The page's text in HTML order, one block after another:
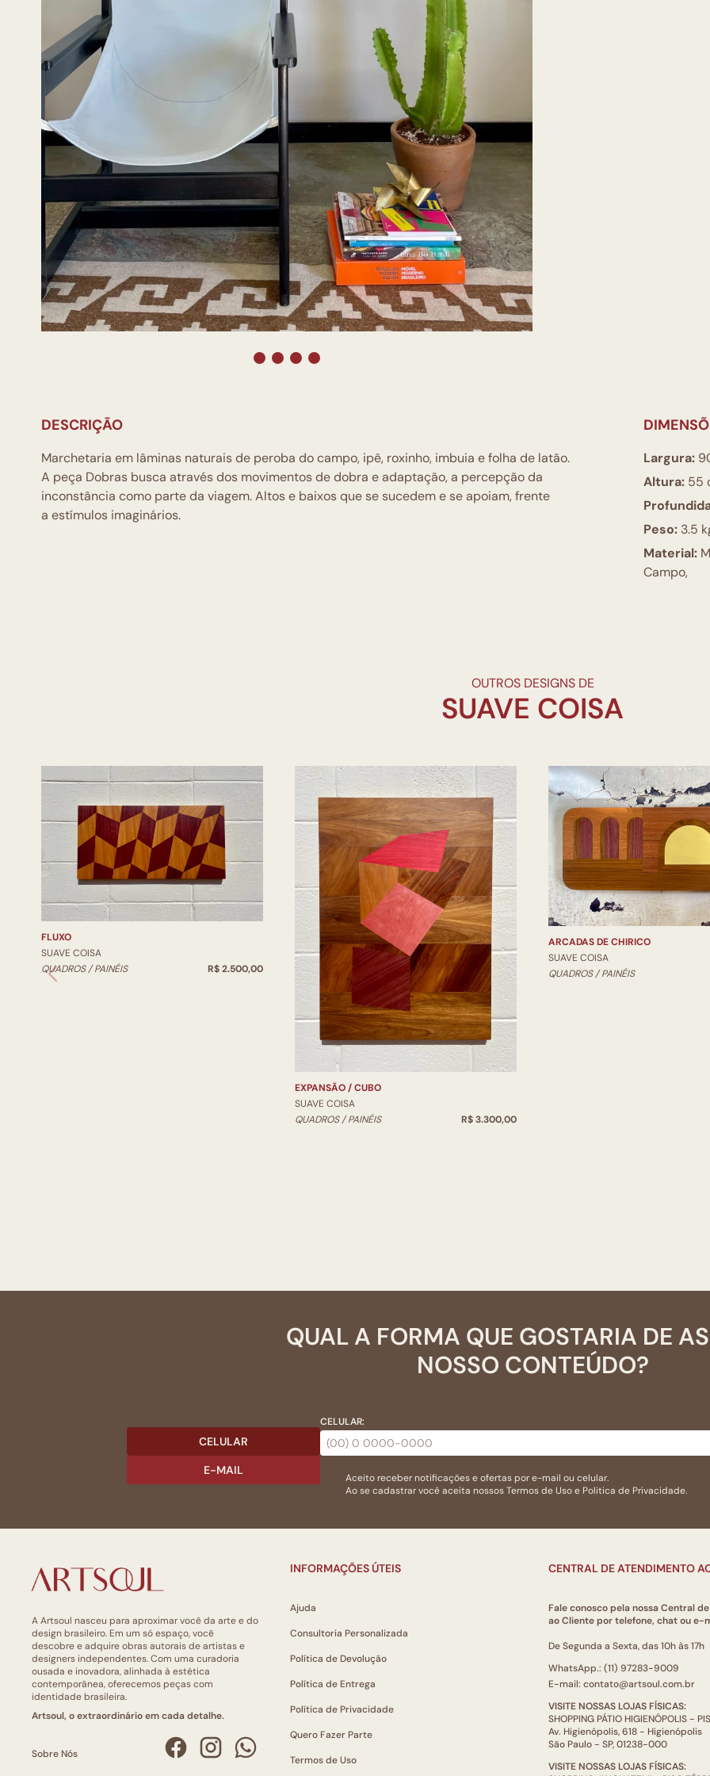
DESCRIÇÃO
Marchetaria em lâminas naturais de peroba do campo, ipê, roxinho, imbuia e folha de latão.
A peça Dobras busca através dos movimentos de dobra e adaptação, a percepção da
inconstância como parte da viagem. Altos e baixos que se sucedem e se apoiam, frente
a estímulos imaginários.
Largura:
Altura: 55
Peso: 3.5
Material:
Campo,
OUTROS DESIGNS DE
FLUXO
SUAVE COISA
QUADROS / PAINÉIS
R$ 2.500,00
EXPANSÃO / CUBO
SUAVE COISA
QUADROS / PAINÉIS
R$ 3.300,00
ARCADAS DE CHIRICO
SUAVE COISA
QUADROS / PAINÉIS
QUAL A FORMA QUE GOSTARIA DE
NOSSO CONTEÚDO?
CELULAR
E-MAIL
CELULAR:
Aceito receber notificações e ofertas por e-mail ou celular.
Ao se cadastrar você aceita nossosTermos de Usoe Politica de Privacidade.
A Artsoul nasceu para aproximar você da arte e do
design brasileiro. Em um só espaço, você
descobre e adquire obras autorais de artistas e
designers independentes. Com uma curadoria
ousada e inovadora, alinhada à estética
contemporânea, oferecemos peças com
identidade brasileira.
Artsoul, o extraordinário em cada detalhe.
Sobre Nós
INFORMAÇÕES ÚTEIS
Ajuda
Consultoria Personalizada
Política de Devolução
Política de Entrega
Política de Privacidade
Quero Fazer Parte
Termos de Uso
CENTRAL DE ATENDIMENTO
Fale conosco pela nossa Central
ao Cliente por telefone, chat ou e-
De Segunda a Sexta, das 10h às 17h
WhatsApp.: (11) 97283-9009
E-mail: contato@artsoul.com.br
VISITE NOSSAS LOJAS FÍSICAS:
SHOPPING PÁTIO HIGIENÓPOLIS -
Av. Higienópolis, 618 - Higienópolis
São Paulo - SP, 01238-000
VISITE NOSSAS LOJAS FÍSICAS: